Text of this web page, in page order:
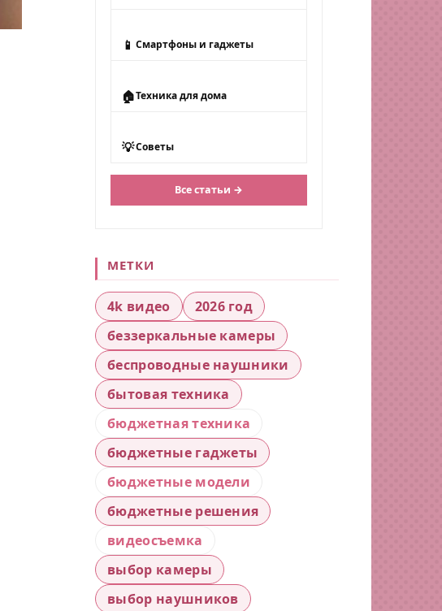
📱 Смартфоны и гаджеты
🏠Техника для дома
💡Советы
Все статьи →
МЕТКИ
4k видео
2026 год
беззеркальные камеры
беспроводные наушники
бытовая техника
бюджетная техника
бюджетные гаджеты
бюджетные модели
бюджетные решения
видеосъемка
выбор камеры
выбор наушников